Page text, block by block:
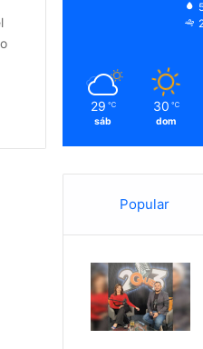
29 ℃
sáb
30 ℃
dom
Popular